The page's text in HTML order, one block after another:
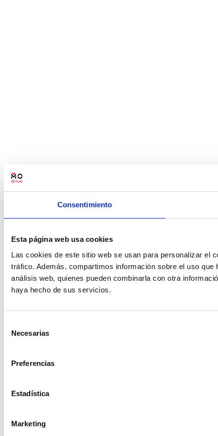
Consentimiento
Esta página web usa cookies
Las cookies de este sitio web se usan para personalizar el
tráfico. Además, compartimos información sobre el uso
análisis web, quienes pueden combinarla con otra
haya hecho de sus servicios.
Necesarias
Preferencias
Estadística
Marketing